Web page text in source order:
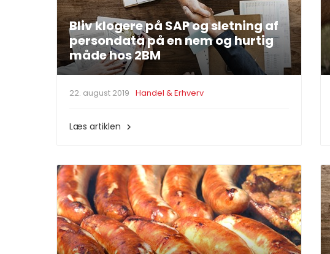
Bliv klogere på SAP og sletning af
persondata på en nem og hurtig
måde hos 2BM
22. august 2019 Handel & Erhverv
Læs artiklen 